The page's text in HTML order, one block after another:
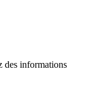
des informations